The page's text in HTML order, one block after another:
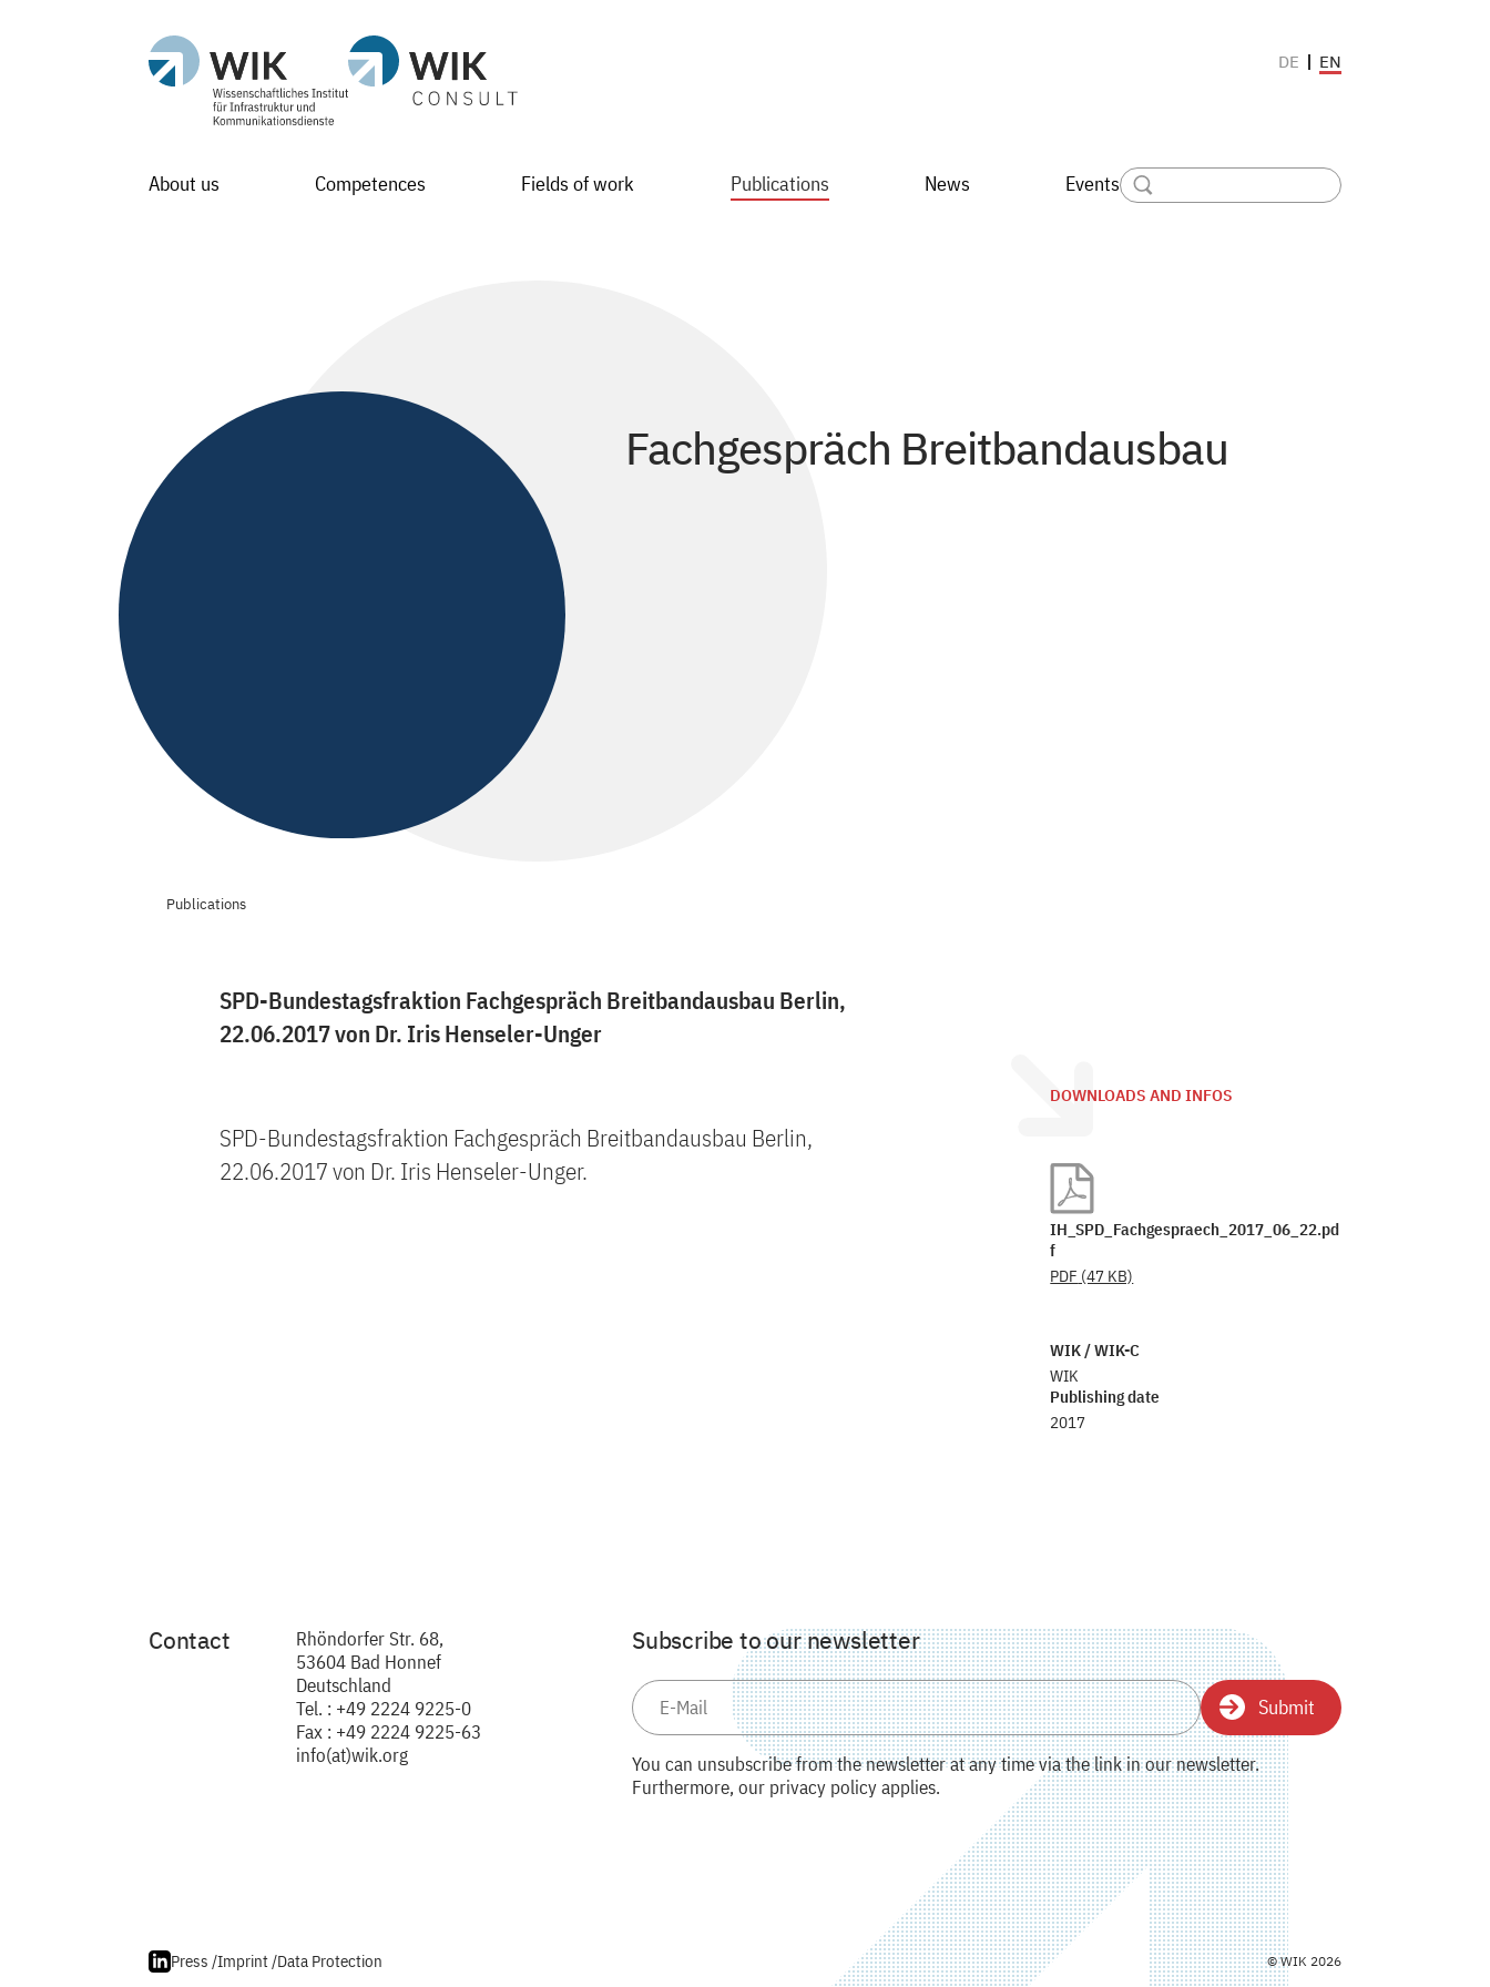
DE EN
About us Competences Fields of work Publications News Events
Fachgespräch Breitbandausbau
Publications
SPD-Bundestagsfraktion Fachgespräch Breitbandausbau Berlin,
22.06.2017 von Dr. Iris Henseler-Unger
SPD-Bundestagsfraktion Fachgespräch Breitbandausbau Berlin,
22.06.2017 von Dr. Iris Henseler-Unger.
DOWNLOADS AND INFOS
IH_SPD_Fachgespraech_2017_06_22.pd
f
PDF (47 KB)
WIK / WIK-C
WIK
Publishing date
2017
Subscribe to our newsletter
Submit
You can unsubscribe from the newsletter at any time via the link in our newsletter.
Furthermore, our privacy policy applies.
Contact
Rhöndorfer Str. 68,
53604 Bad Honnef
Deutschland
Tel. : +49 2224 9225-0
Fax : +49 2224 9225-63
info(at)wik.org
Press /Imprint /Data Protection © WIK 2026